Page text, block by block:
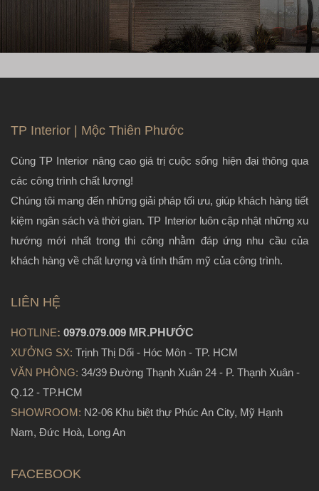
TP Interior | Mộc Thiên Phước
Cùng TP Interior nâng cao giá trị cuộc sống hiện đại thông qua
các công trình chất lượng!
Chúng tôi mang đến những giải pháp tối ưu, giúp khách hàng tiết
kiệm ngân sách và thời gian. TP Interior luôn cập nhật những xu
hướng mới nhất trong thi công nhằm đáp ứng nhu cầu của
khách hàng về chất lượng và tính thẩm mỹ của công trình.
LIÊN HỆ
HOTLINE: 0979.079.009 MR.PHƯỚC
XƯỞNG SX: Trịnh Thị Dối - Hóc Môn - TP. HCM
VĂN PHÒNG: 34/39 Đường Thạnh Xuân 24 - P. Thạnh Xuân -
Q.12 - TP.HCM
SHOWROOM: N2-06 Khu biệt thự Phúc An City, Mỹ Hạnh
Nam, Đức Hoà, Long An
FACEBOOK